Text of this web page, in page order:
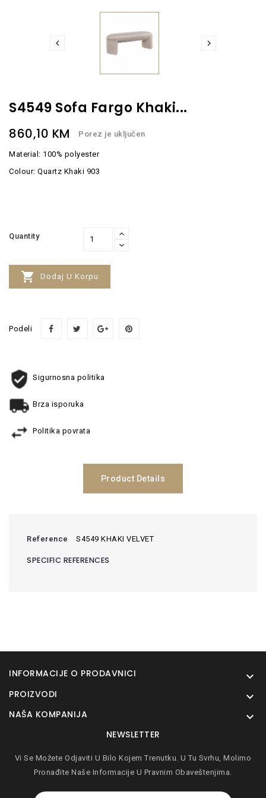
 
S4549 Sofa Fargo Khaki...
860,10 KM Porez je uključen
Material: 100% polyester
Colour: Quartz Khaki 903
Quantity
 Dodaj U Korpu
Podeli
Sigurnosna politika
Brza isporuka
Politika povrata
Product Details
Reference S4549 KHAKI VELVET
SPECIFIC REFERENCES
INFORMACIJE O PRODAVNICI 
PROIZVODI 
NAŠA KOMPANIJA 
NEWSLETTER
Vi Se Možete Odjaviti U Bilo Kojem Trenutku. U Tu Svrhu, Molimo
Pronađite Naše Informacije U Pravnim Obaveštenjima.